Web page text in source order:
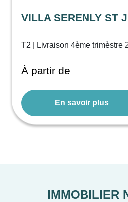
VILLA SERENLY ST
T2 | Livraison 4ème trimèstre
À partir de
En savoir plus
IMMOBILIER